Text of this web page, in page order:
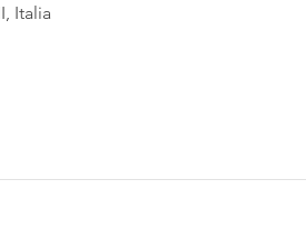
Italia